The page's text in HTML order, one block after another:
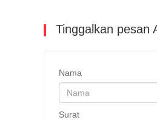
Tinggalkan pesan
Nama
Surat